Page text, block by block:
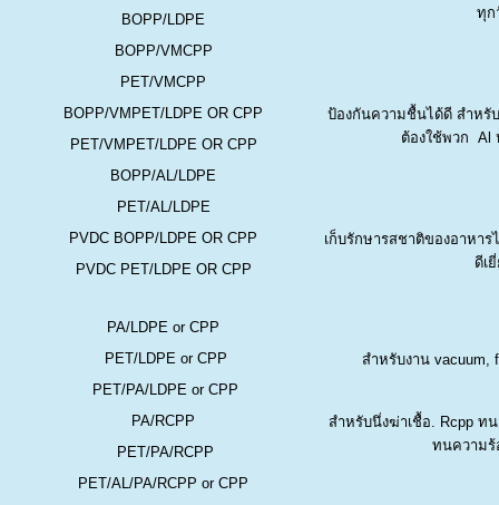
BOPP/LDPE
ทุก
BOPP/VMCPP
PET/VMCPP
BOPP/VMPET/LDPE OR CPP
PET/VMPET/LDPE OR CPP
BOPP/AL/LDPE
PET/AL/LDPE
ป้องกันความชื้นได้ดี สำหรั
ต้องใช้พวก Al
PVDC BOPP/LDPE OR CPP
PVDC PET/LDPE OR CPP
เก็บรักษารสชาติของอาหา
ดีเ
PA/LDPE or CPP
PET/LDPE or CPP
PET/PA/LDPE or CPP
สำหรับงาน vacuum,
PA/RCPP
PET/PA/RCPP
PET/AL/PA/RCPP or CPP
สำหรับนึ่งฆ่าเชื้อ. Rcpp ท
ทนความ